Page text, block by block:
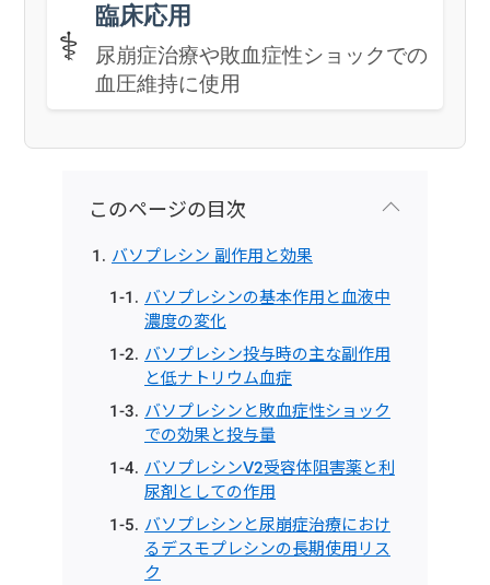
⚕️
臨床応用
尿崩症治療や敗血症性ショックでの
血圧維持に使用
このページの目次
バソプレシン 副作用と効果
バソプレシンの基本作用と血液中
濃度の変化
バソプレシン投与時の主な副作用
と低ナトリウム血症
バソプレシンと敗血症性ショック
での効果と投与量
バソプレシンV2受容体阻害薬と利
尿剤としての作用
バソプレシンと尿崩症治療におけ
るデスモプレシンの長期使用リス
ク